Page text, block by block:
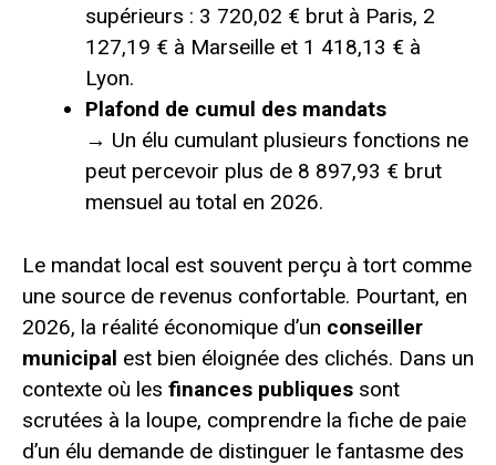
supérieurs : 3 720,02 € brut à Paris, 2
127,19 € à Marseille et 1 418,13 € à
Lyon.
Plafond de cumul des mandats
→ Un élu cumulant plusieurs fonctions ne
peut percevoir plus de 8 897,93 € brut
mensuel au total en 2026.
Le mandat local est souvent perçu à tort comme
une source de revenus confortable. Pourtant, en
2026, la réalité économique d’un conseiller
municipal est bien éloignée des clichés. Dans un
contexte où les finances publiques sont
scrutées à la loupe, comprendre la fiche de paie
d’un élu demande de distinguer le fantasme des